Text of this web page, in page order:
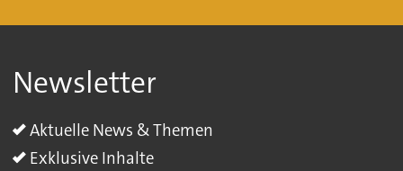
Newsletter
Aktuelle News & Themen
Exklusive Inhalte